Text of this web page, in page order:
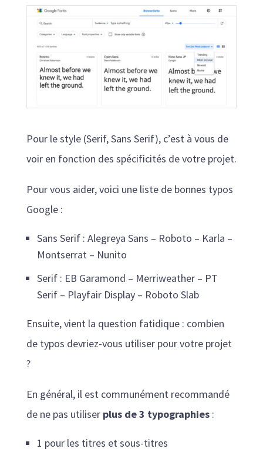
Pour le style (Serif, Sans Serif), c’est à vous de
voir en fonction des spécificités de votre projet.
Pour vous aider, voici une liste de bonnes typos
Google :
Sans Serif : Alegreya Sans – Roboto – Karla –
Montserrat – Nunito
Serif : EB Garamond – Merriweather – PT
Serif – Playfair Display – Roboto Slab
Ensuite, vient la question fatidique : combien
de typos devriez-vous utiliser pour votre projet
?
En général, il est communément recommandé
de ne pas utiliser plus de 3 typographies:
1 pour les titres et sous-titres